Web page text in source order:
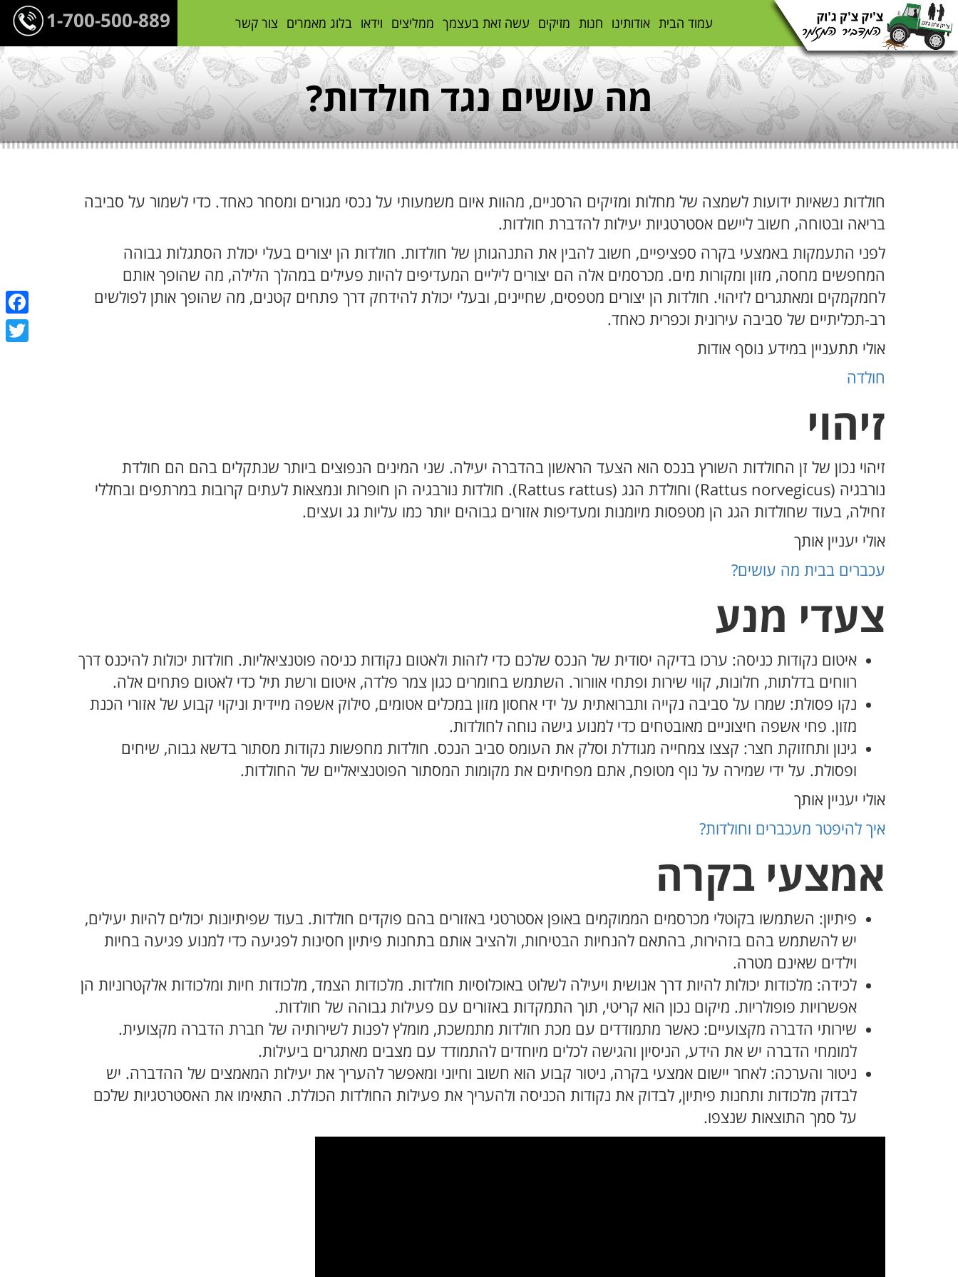
1-700-500-889 עמוד הבית אודותינו חנות מזיקים עשה זאת בעצמך ממליצים וידאו בלוג מאמרים צור קשר
מה עושים נגד חולדות?
חולדות נשאיות ידועות לשמצה של מחלות ומזיקים הרסניים, מהוות איום משמעותי על נכסי מגורים ומסחר כאחד. כדי לשמור על סביבה
בריאה ובטוחה, חשוב ליישם אסטרטגיות יעילות להדברת חולדות.
לפני התעמקות באמצעי בקרה ספציפיים, חשוב להבין את התנהגותן של חולדות. חולדות הן יצורים בעלי יכולת הסתגלות גבוהה
המחפשים מחסה, מזון ומקורות מים. מכרסמים אלה הם יצורים ליליים המעדיפים להיות פעילים במהלך הלילה, מה שהופך אותם
לחמקמקים ומאתגרים לזיהוי. חולדות הן יצורים מטפסים, שחיינים, ובעלי יכולת להידחק דרך פתחים קטנים, מה שהופך אותן לפולשים
רב-תכליתיים של סביבה עירונית וכפרית כאחד.
אולי תתעניין במידע נוסף אודות
חולדה
זיהוי
זיהוי נכון של זן החולדות השורץ בנכס הוא הצעד הראשון בהדברה יעילה. שני המינים הנפוצים ביותר שנתקלים בהם הם חולדת
נורבגיה (Rattus norvegicus) וחולדת הגג (Rattus rattus). חולדות נורבגיה הן חופרות ונמצאות לעתים קרובות במרתפים ובחללי
זחילה, בעוד שחולדות הגג הן מטפסות מיומנות ומעדיפות אזורים גבוהים יותר כמו עליות גג ועצים.
אולי יעניין אותך
עכברים בבית מה עושים?
צעדי מנע
איטום נקודות כניסה: ערכו בדיקה יסודית של הנכס שלכם כדי לזהות ולאטום נקודות כניסה פוטנציאליות. חולדות יכולות להיכנס דרך
רווחים בדלתות, חלונות, קווי שירות ופתחי אוורור. השתמש בחומרים כגון צמר פלדה, איטום ורשת תיל כדי לאטום פתחים אלה.
נקו פסולת: שמרו על סביבה נקייה ותברואתית על ידי אחסון מזון במכלים אטומים, סילוק אשפה מיידית וניקוי קבוע של אזורי הכנת
מזון. פחי אשפה חיצוניים מאובטחים כדי למנוע גישה נוחה לחולדות.
גינון ותחזוקת חצר: קצצו צמחייה מגודלת וסלק את העומס סביב הנכס. חולדות מחפשות נקודות מסתור בדשא גבוה, שיחים
ופסולת. על ידי שמירה על נוף מטופח, אתם מפחיתים את מקומות המסתור הפוטנציאליים של החולדות.
אולי יעניין אותך
איך להיפטר מעכברים וחולדות?
אמצעי בקרה
פיתיון: השתמשו בקוטלי מכרסמים הממוקמים באופן אסטרטגי באזורים בהם פוקדים חולדות. בעוד שפיתיונות יכולים להיות יעילים,
יש להשתמש בהם בזהירות, בהתאם להנחיות הבטיחות, ולהציב אותם בתחנות פיתיון חסינות לפגיעה כדי למנוע פגיעה בחיות
וילדים שאינם מטרה.
לכידה: מלכודות יכולות להיות דרך אנושית ויעילה לשלוט באוכלוסיות חולדות. מלכודות הצמד, מלכודות חיות ומלכודות אלקטרוניות הן
אפשרויות פופולריות. מיקום נכון הוא קריטי, תוך התמקדות באזורים עם פעילות גבוהה של חולדות.
שירותי הדברה מקצועיים: כאשר מתמודדים עם מכת חולדות מתמשכת, מומלץ לפנות לשירותיה של חברת הדברה מקצועית.
למומחי הדברה יש את הידע, הניסיון והגישה לכלים מיוחדים להתמודד עם מצבים מאתגרים ביעילות.
ניטור והערכה: לאחר יישום אמצעי בקרה, ניטור קבוע הוא חשוב וחיוני ומאפשר להעריך את יעילות המאמצים של ההדברה. יש
לבדוק מלכודות ותחנות פיתיון, לבדוק את נקודות הכניסה ולהעריך את פעילות החולדות הכוללת. התאימו את האסטרטגיות שלכם
על סמך התוצאות שנצפו.